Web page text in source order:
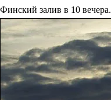
Финский залив в 10 вечера.